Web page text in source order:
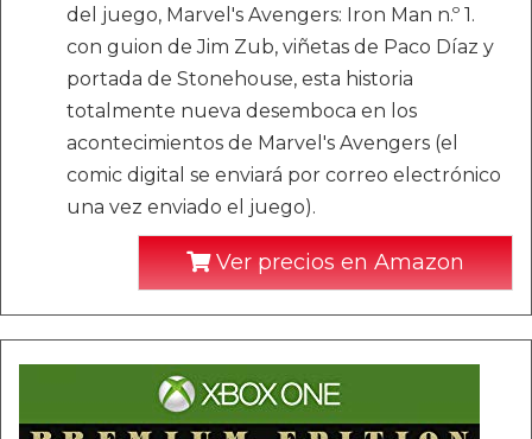
del juego, Marvel's Avengers: Iron Man n.º 1.
con guion de Jim Zub, viñetas de Paco Díaz y
portada de Stonehouse, esta historia
totalmente nueva desemboca en los
acontecimientos de Marvel's Avengers (el
comic digital se enviará por correo electrónico
una vez enviado el juego).
Ver precios en Amazon